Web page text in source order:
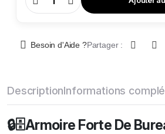
Armoire
Forte
Besoin d'Aide ?Partager :
DescriptionInformations
🔒🗄️Armoire Forte De